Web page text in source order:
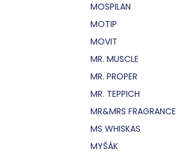
MOSPILAN
MOTIP
MOVIT
MR. MUSCLE
MR. PROPER
MR. TEPPICH
MR&MRS FRAGRANCE
MS WHISKAS
MYŠÁK